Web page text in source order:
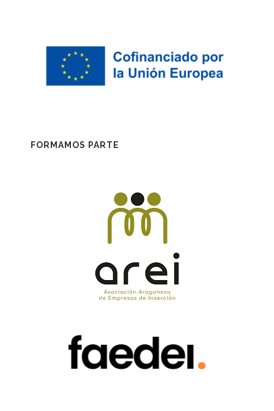
FORMAMOS PARTE